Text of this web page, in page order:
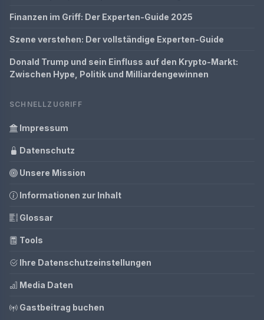
Finanzen im Griff: Der Experten-Guide 2025
Szene verstehen: Der vollständige Experten-Guide
Donald Trump und sein Einfluss auf den Krypto-Markt:
Zwischen Hype, Politik und Milliardengewinnen
SCHNELLZUGRIFF
Impressum
Datenschutz
Unsere Mission
Informationen zur Inhalt
Glossar
Tools
Ihre Datenschutzeinstellungen
Media Daten
Gastbeitrag buchen